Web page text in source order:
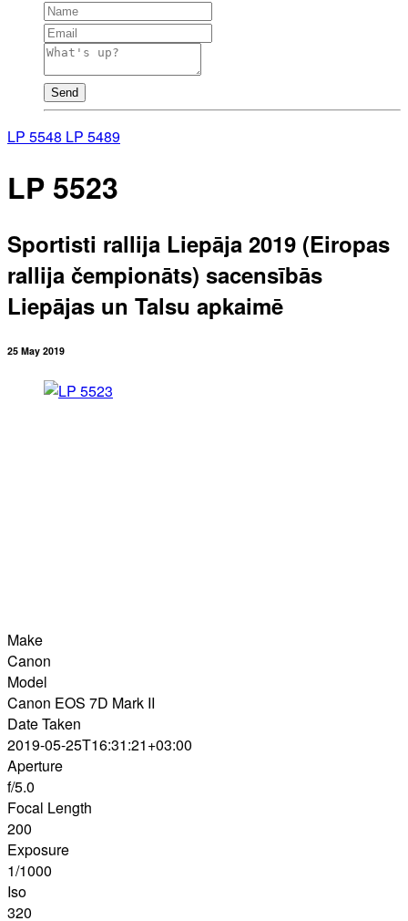
Send
LP 5548 LP 5489
LP 5523
Sportisti rallija Liepāja 2019 (Eiropas
rallija čempionāts) sacensībās
Liepājas un Talsu apkaimē
25 May 2019
Make
Canon
Model
Canon EOS 7D Mark II
Date Taken
2019-05-25T16:31:21+03:00
Aperture
f/5.0
Focal Length
200
Exposure
1/1000
Iso
320